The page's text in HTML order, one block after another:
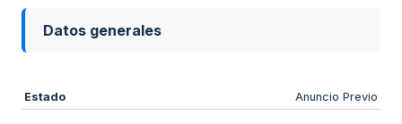
Datos generales
Estado Anuncio Previo